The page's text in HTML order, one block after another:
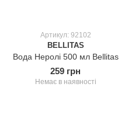
Артикул: 92102
BELLITAS
Вода Неролі 500 мл Bellitas
259 грн
Немає в наявності